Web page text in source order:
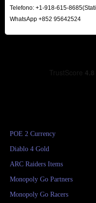
Telefono: +1-918-615-
WhatsApp +852 95642524
POE 2 Currency
Diablo 4 Gold
ARC Raiders Items
Monopoly Go Partners
Monopoly Go Racers